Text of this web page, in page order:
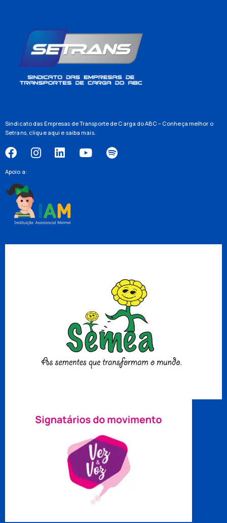
Sindicato das Empresas de Transporte de Carga do ABC – Conheça melhor o
Setrans, clique aqui e saiba mais.
Apoio a: